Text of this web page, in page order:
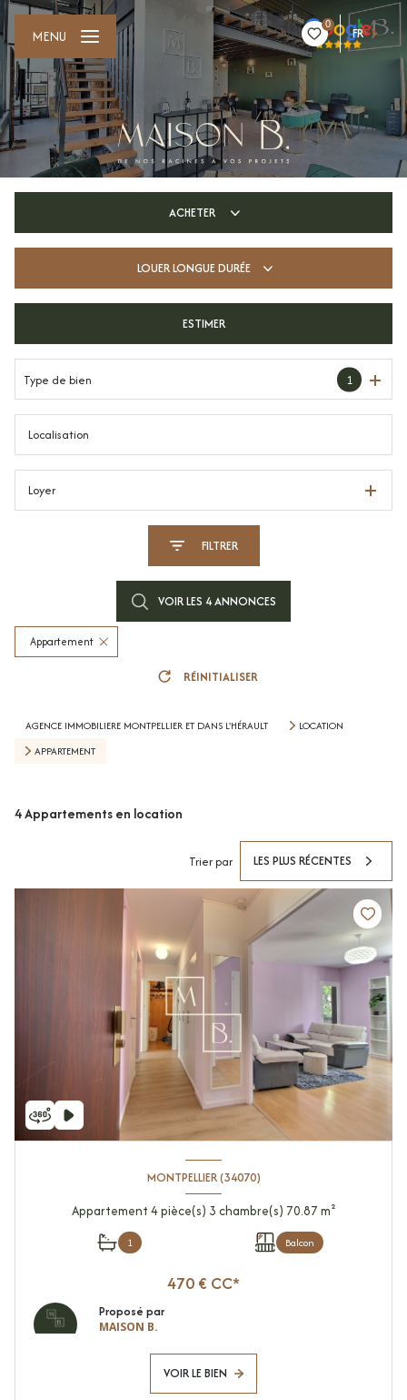
0
FR
MENU
ACHETER
De l'immo pro
LOUERLONGUE DURÉE
ESTIMER
Type de bien 1
Loyer
FILTRER
VOIR LES 4ANNONCES
Appartement
RÉINITIALISER
AGENCE IMMOBILIERE MONTPELLIER ET DANS L'HÉRAULT
LOCATION
APPARTEMENT
4Appartements en location
Trier par LES PLUS RÉCENTES
MONTPELLIER (34070)
Appartement 4 pièce(s) 3 chambre(s) 70.87 m²
1 Balcon
470 € CC*
Proposé par
MAISON B.
VOIR LE BIEN